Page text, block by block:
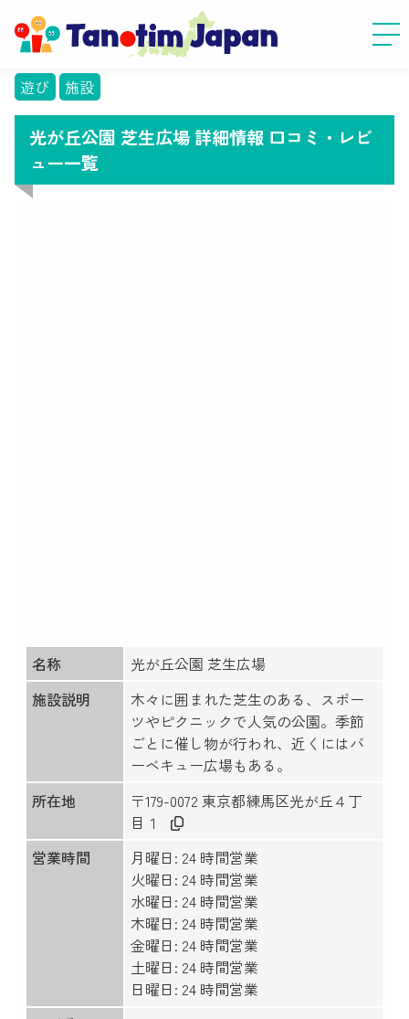
遊び 施設
光が丘公園 芝生広場 詳細情報 口コミ・レビ
ュー一覧
名称
光が丘公園 芝生広場
施設説明
木々に囲まれた芝生のある、スポー
ツやピクニックで人気の公園。季節
ごとに催し物が行われ、近くにはバ
ーベキュー広場もある。
所在地
〒179-0072 東京都練馬区光が丘４丁
目１
営業時間
月曜日: 24 時間営業
火曜日: 24 時間営業
水曜日: 24 時間営業
木曜日: 24 時間営業
金曜日: 24 時間営業
土曜日: 24 時間営業
日曜日: 24 時間営業